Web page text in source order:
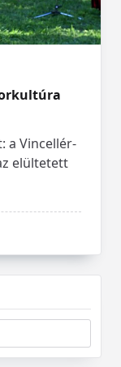
a Vincellér-
elültetett